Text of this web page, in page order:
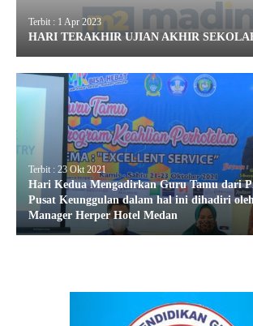
Terbit : 1 Apr 2023
HARI TERAKHIR UJIAN AKHIR
Terbit : 23 Okt 2021
Hari Kedua Mengadirkan Guru Tamu dari
Pusat Keunggulan dalam hal ini dihadiri
Manager Herper Hotel Medan